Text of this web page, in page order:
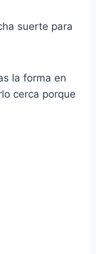
suerte para
la forma en
cerca porque